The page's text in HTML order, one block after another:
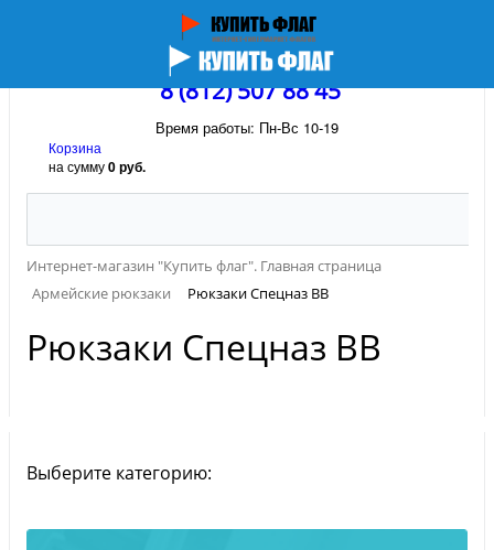
8 (812) 507 88 45
Время работы: Пн-Вс 10-19
Корзина
на сумму0 руб.
Интернет-магазин "Купить флаг". Главная страница
Армейские рюкзаки
Рюкзаки Спецназ ВВ
Рюкзаки Спецназ ВВ
Выберите категорию: